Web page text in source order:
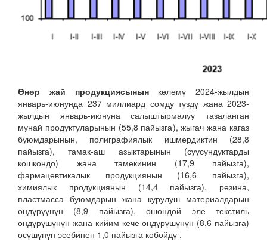
Өнөр жай продукциясынынкөлөмү 2024-жылдын
январь-июнунда 237 миллиард сомду түздү жана 2023-
жылдын январь-июнуна салыштырмалуу тазаланган
мунай продуктуларынын (55,8 пайызга), жыгач жана кагаз
буюмдарынын, полиграфиялык ишмердиктин (28,8
пайызга), тамак-аш азыктарынын (суусундуктарды
кошкондо) жана тамекинин (17,9 пайызга),
фармацевтикалык продукциянын (16,6 пайызга),
химиялык продукциянын (14,4 пайызга), резина,
пластмасса буюмдарын жана курулуш материалдарын
өндүрүүнүн (8,9 пайызга), ошондой эле текстиль
өндүрүшүнүн жана кийим-кече өндүрүшүнүн (8,6 пайызга)
өсүшүнүн эсебинен 1,0 пайызга көбөйдү .